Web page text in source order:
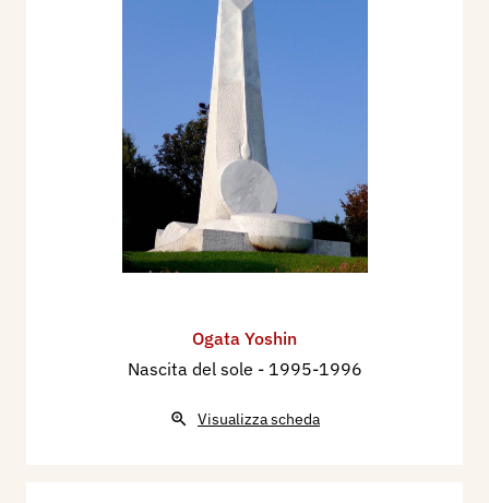
Ogata Yoshin
Nascita del sole - 1995-1996
Visualizza scheda